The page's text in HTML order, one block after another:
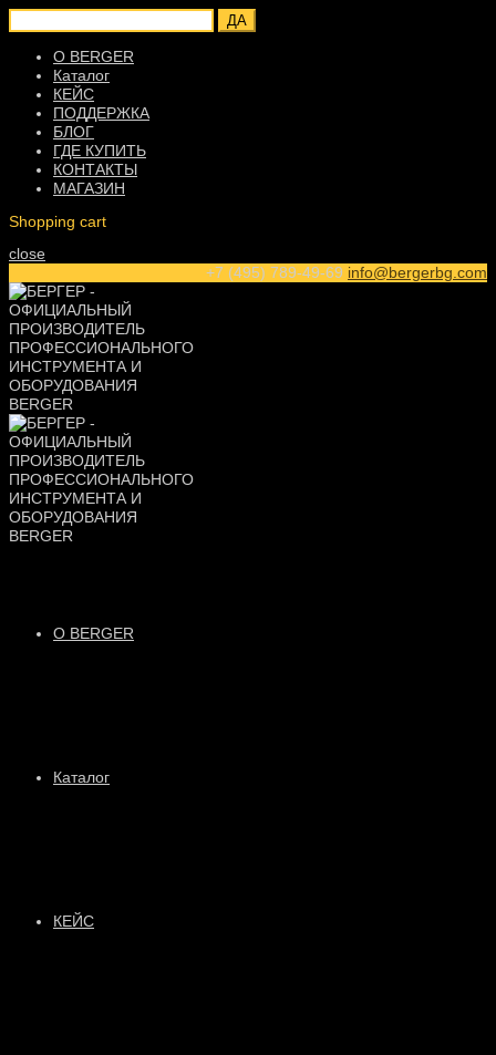
ДА
О BERGER
Каталог
КЕЙС
ПОДДЕРЖКА
БЛОГ
ГДЕ КУПИТЬ
КОНТАКТЫ
МАГАЗИН
Shopping cart
close
+7 (495) 789-49-69 info@bergerbg.com
О BERGER
Каталог
КЕЙС